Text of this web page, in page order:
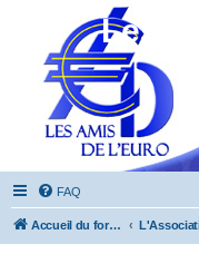
Les
FAQ
Accueil du forum